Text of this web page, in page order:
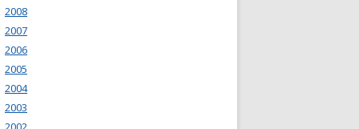
2008
2007
2006
2005
2004
2003